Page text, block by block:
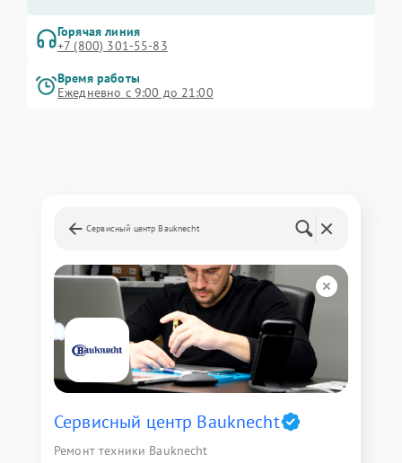
Горячая линия
+7 (800) 301-55-83
Время работы
Ежедневно с 9:00 до 21:00
Сервисный центр Bauknecht
Сервисный центр Bauknecht
Ремонт техники Bauknecht